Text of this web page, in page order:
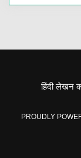
हिंदी लेखन
PROUDLY